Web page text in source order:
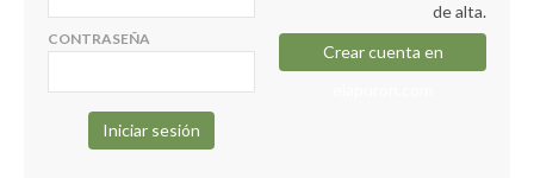
CONTRASEÑA
de alta.
Crear cuenta en